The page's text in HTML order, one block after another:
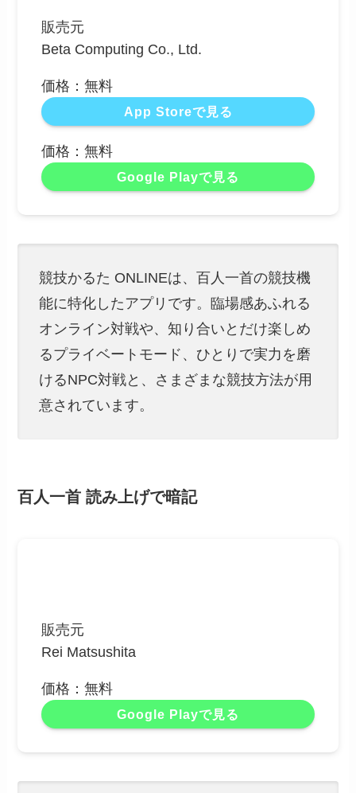
販売元
Beta Computing Co., Ltd.
価格：無料
App Storeで見る
価格：無料
Google Playで見る
競技かるた ONLINEは、百人一首の競技機
能に特化したアプリです。臨場感あふれる
オンライン対戦や、知り合いとだけ楽しめ
るプライベートモード、ひとりで実力を磨
けるNPC対戦と、さまざまな競技方法が用
意されています。
百人一首 読み上げで暗記
販売元
Rei Matsushita
価格：無料
Google Playで見る